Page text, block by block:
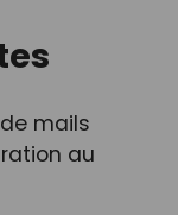
mails
au